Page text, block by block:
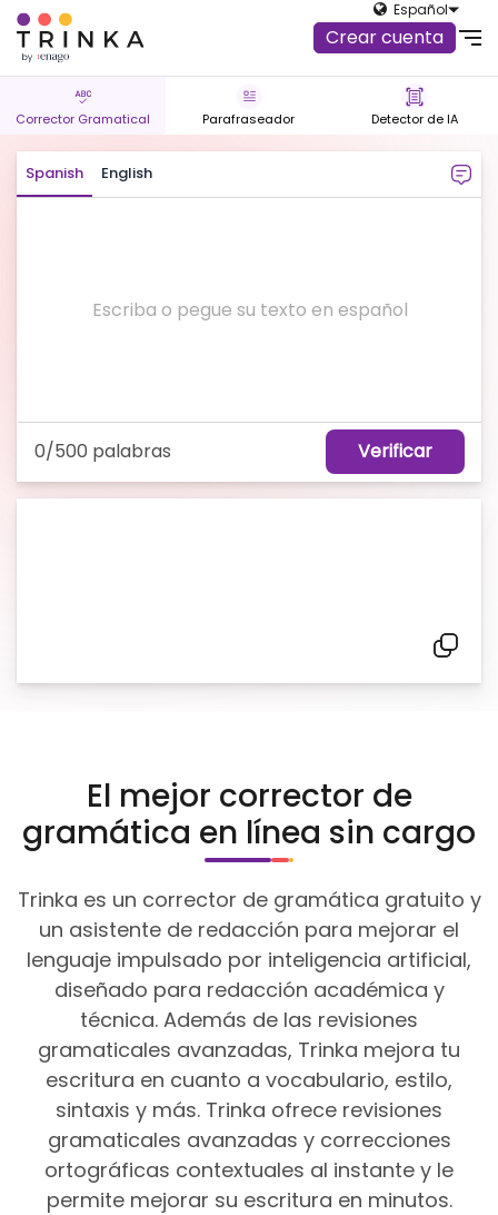
Crear cuenta
Español
Corrector Gramatical Parafraseador Detector de IA
Spanish English
0/500 palabras Verificar
El mejor corrector de
gramática en línea sin cargo
Trinka es un corrector de gramática gratuito y
un asistente de redacción para mejorar el
lenguaje impulsado por inteligencia artificial,
diseñado para redacción académica y
técnica. Además de las revisiones
gramaticales avanzadas, Trinka mejora tu
escritura en cuanto a vocabulario, estilo,
sintaxis y más. Trinka ofrece revisiones
gramaticales avanzadas y correcciones
ortográficas contextuales al instante y le
permite mejorar su escritura en minutos.